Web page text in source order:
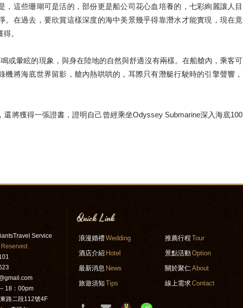
，這些珊瑚可是活的，部份更是船公司花心血培養的，七彩絢麗讓人目
。在過去，要欣賞這樣深度的海中美景幾乎得靠潛水才能實現，現在竟
。
或暈眩的現象，與身在陸地的自然與舒適沒有兩樣。在船艙內，乘客可
機將海底世界留影，艙內熱哄哄的，耳際只有潛艇行駛時的引擎聲響，
還將獲得一張證書，證明自己曾經乘坐Odyssey Submarine深入海底100
Service
18：00pm
路二段112號4F
Quick Link
浪漫婚禮 Wedding 推薦行程 Tour
酒店介紹 Hotel 景點活動Option
最新消息 News 關於聚仁About
旅遊須知 Tips 線上需求Contact